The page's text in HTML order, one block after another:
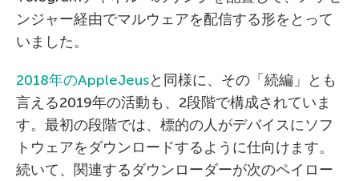
ンジャー経由でマルウェアを配信する形をとって
いました。
2018年のAppleJeusと同様に、その「続編」とも
言える2019年の活動も、2段階で構成されていま
す。最初の段階では、標的の人がデバイスにソフ
トウェアをダウンロードするように仕向けます。
続いて、関連するダウンローダーが次のペイロー